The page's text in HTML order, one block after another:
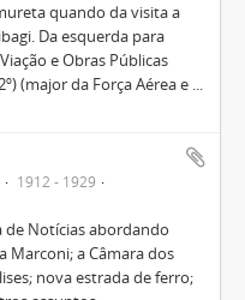
quando da visita a
Da esquerda para
e Obras Públicas
(major da Força Aérea e ...
1912 - 1929
de Notícias abordando
Marconi; a Câmara dos
nova estrada de ferro;